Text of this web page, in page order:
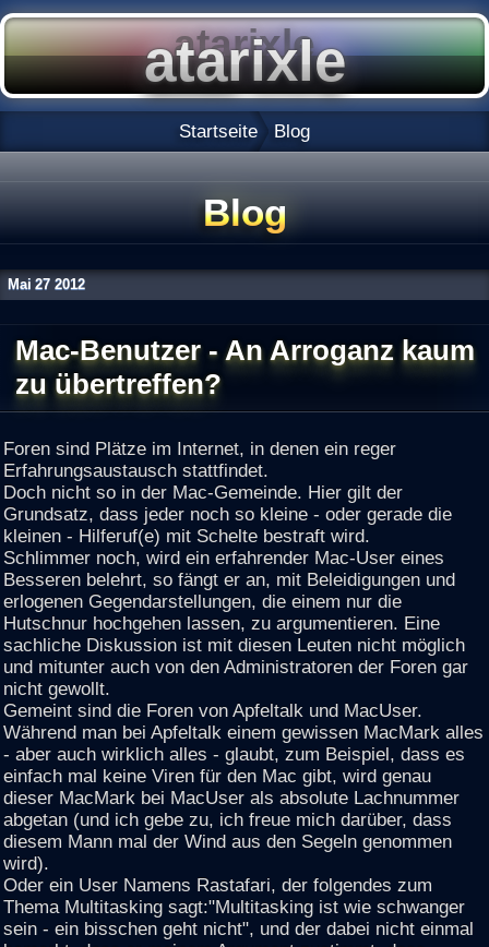
Startseite Blog
Blog
Mai 27 2012
Mac-Benutzer - An Arroganz kaum
zu übertreffen?
Foren sind Plätze im Internet, in denen ein reger
Erfahrungsaustausch stattfindet.
Doch nicht so in der Mac-Gemeinde. Hier gilt der
Grundsatz, dass jeder noch so kleine - oder gerade die
kleinen - Hilferuf(e) mit Schelte bestraft wird.
Schlimmer noch, wird ein erfahrender Mac-User eines
Besseren belehrt, so fängt er an, mit Beleidigungen und
erlogenen Gegendarstellungen, die einem nur die
Hutschnur hochgehen lassen, zu argumentieren. Eine
sachliche Diskussion ist mit diesen Leuten nicht möglich
und mitunter auch von den Administratoren der Foren gar
nicht gewollt.
Gemeint sind die Foren von Apfeltalk und MacUser.
Während man bei Apfeltalk einem gewissen MacMark alles
- aber auch wirklich alles - glaubt, zum Beispiel, dass es
einfach mal keine Viren für den Mac gibt, wird genau
dieser MacMark bei MacUser als absolute Lachnummer
abgetan (und ich gebe zu, ich freue mich darüber, dass
diesem Mann mal der Wind aus den Segeln genommen
wird).
Oder ein User Namens Rastafari, der folgendes zum
Thema Multitasking sagt:"Multitasking ist wie schwanger
sein - ein bisschen geht nicht", und der dabei nicht einmal